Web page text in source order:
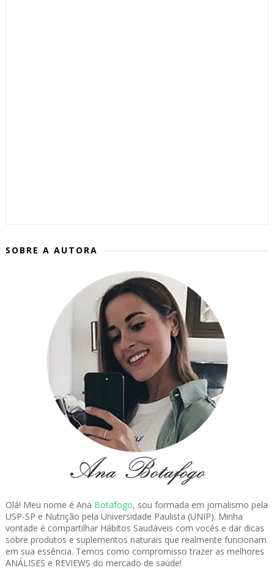
SOBRE A AUTORA
Olá! Meu nome é Ana Botafogo, sou formada em jornalismo pela
USP-SP e Nutrição pela Universidade Paulista (UNIP). Minha
vontade é compartilhar Hábitos Saudáveis com vocês e dar dicas
sobre produtos e suplementos naturais que realmente funcionam
em sua essência. Temos como compromisso trazer as melhores
ANÁLISES e REVIEWS do mercado de saúde!